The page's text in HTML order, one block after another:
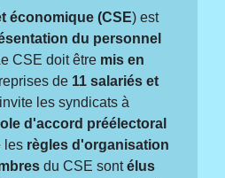
économique (CSE) est
du personnel
CSE doit être mis en
de 11 salariés et
les syndicats à
d'accord préélectoral
les règles d'organisation
du CSE sontélus